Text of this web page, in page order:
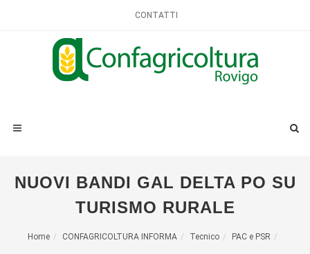
CONTATTI
NUOVI BANDI GAL DELTA PO SU
TURISMO RURALE
Home CONFAGRICOLTURA INFORMA Tecnico PAC e PSR